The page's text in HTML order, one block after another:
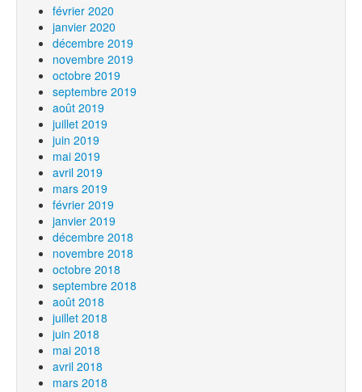
février 2020
janvier 2020
décembre 2019
novembre 2019
octobre 2019
septembre 2019
août 2019
juillet 2019
juin 2019
mai 2019
avril 2019
mars 2019
février 2019
janvier 2019
décembre 2018
novembre 2018
octobre 2018
septembre 2018
août 2018
juillet 2018
juin 2018
mai 2018
avril 2018
mars 2018